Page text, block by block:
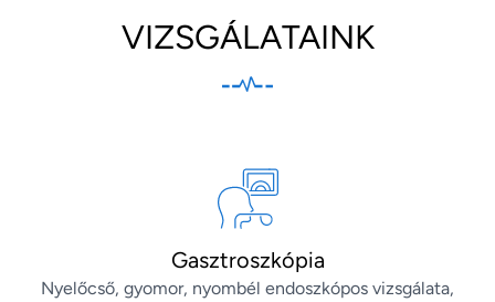
VIZSGÁLATAINK
Gasztroszkópia
Nyelőcső, gyomor, nyombél endoszkópos vizsgálata,